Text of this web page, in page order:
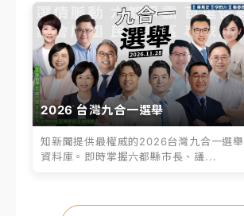
2026 台灣九合一選舉
知新聞提供最權威的2026台灣九合一選舉
資料庫。即時掌握六都縣市長、議...